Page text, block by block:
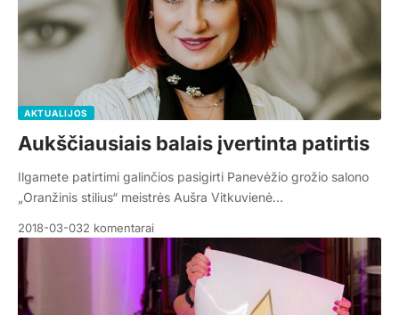
AKTUALIJOS
Aukščiausiais balais įvertinta patirtis
Ilgamete patirtimi galinčios pasigirti Panevėžio grožio salono
„Oranžinis stilius“ meistrės Aušra Vitkuvienė…
2018-03-032 komentarai